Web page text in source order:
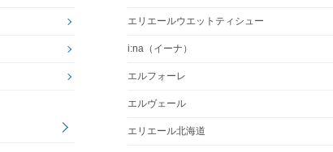
エリエールウエットティシュー
i:na（イーナ）
エルフォーレ
エルヴェール
エリエール北海道